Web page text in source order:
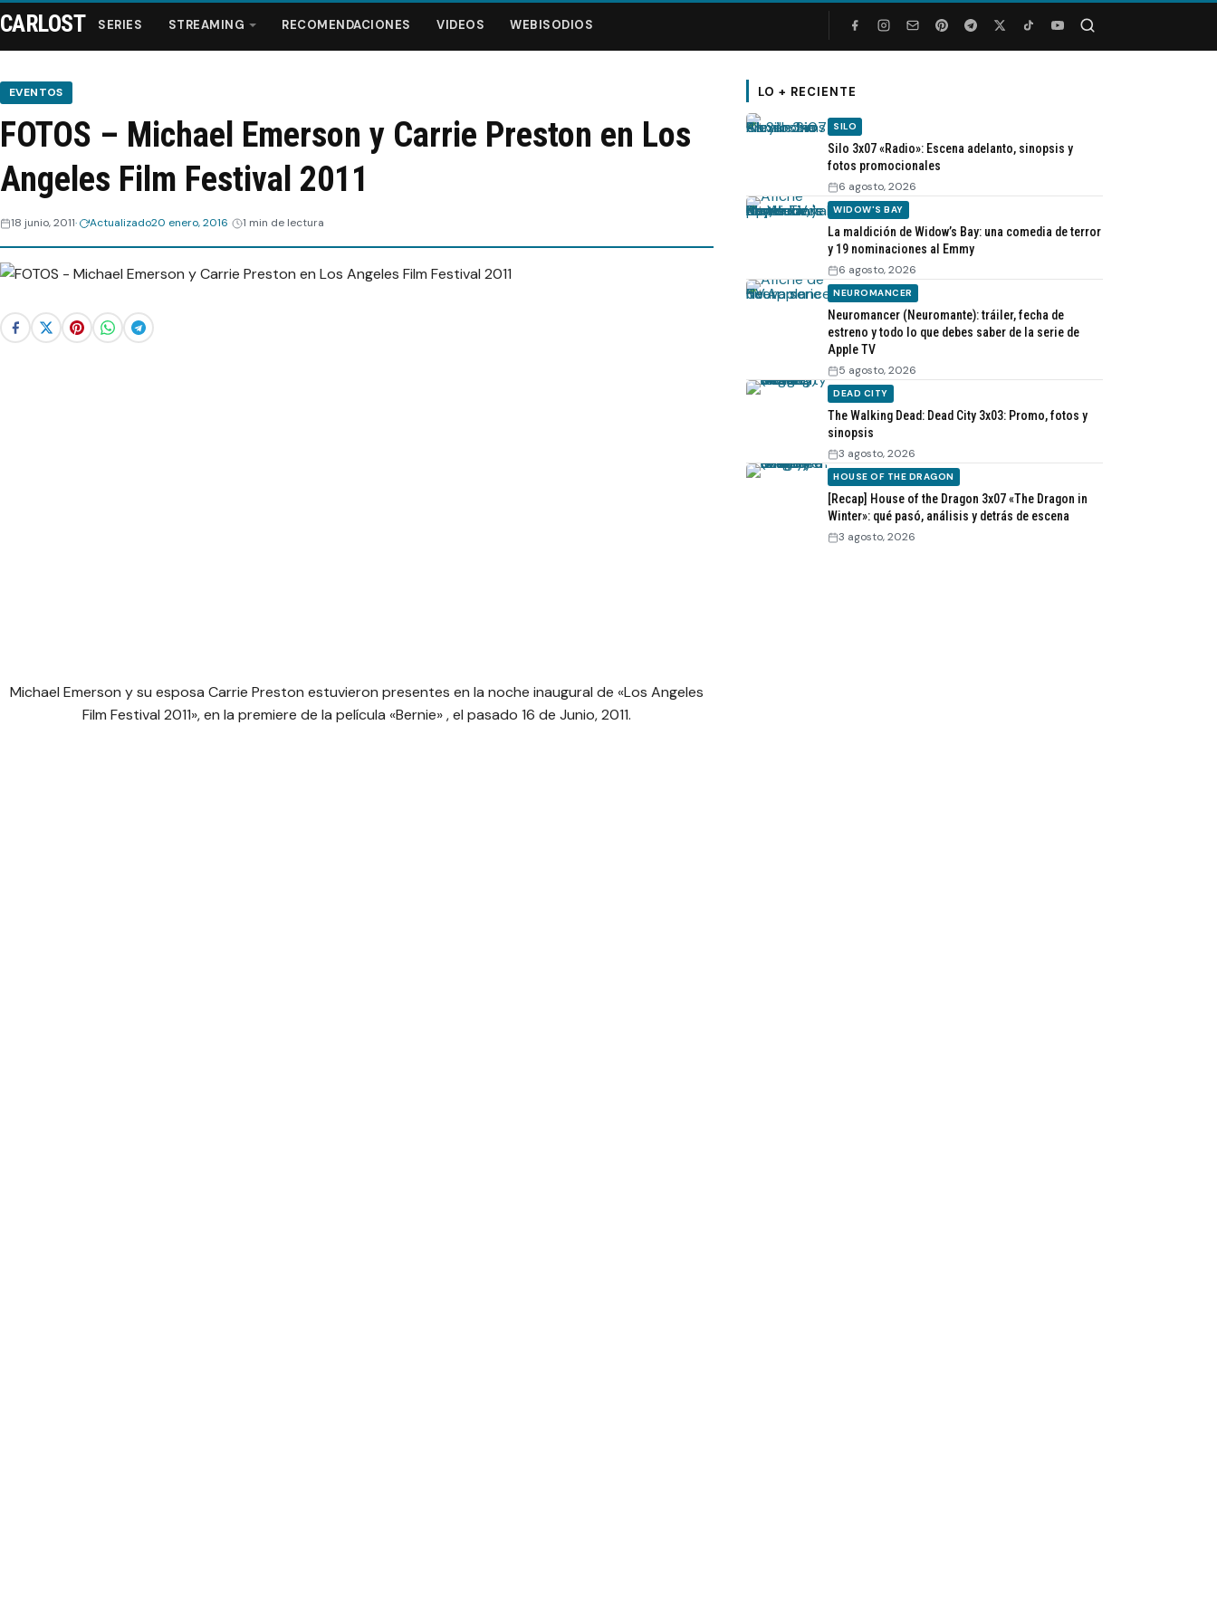
Series
Streaming
Webisodios
CARLOST SERIES STREAMING RECOMENDACIONES VIDEOS WEBISODIOS
EVENTOS
FOTOS – Michael Emerson y Carrie Preston en Los
Angeles Film Festival 2011
18 junio, 2011 Actualizado20 enero, 2016 1 min de lectura
Michael Emerson y su esposa Carrie Preston estuvieron presentes en la noche inaugural de «Los Angeles
Film Festival 2011», en la premiere de la película «Bernie» , el pasado 16 de Junio, 2011.
LO + RECIENTE
SILO
Silo 3x07 «Radio»: Escena adelanto, sinopsis y
fotos promocionales
6 agosto, 2026
WIDOW'S BAY
La maldición de Widow’s Bay: una comedia de terror
y 19 nominaciones al Emmy
6 agosto, 2026
NEUROMANCER
Neuromancer (Neuromante): tráiler, fecha de
estreno y todo lo que debes saber de la serie de
Apple TV
5 agosto, 2026
DEAD CITY
The Walking Dead: Dead City 3x03: Promo, fotos y
sinopsis
3 agosto, 2026
HOUSE OF THE DRAGON
[Recap] House of the Dragon 3x07 «The Dragon in
Winter»: qué pasó, análisis y detrás de escena
3 agosto, 2026